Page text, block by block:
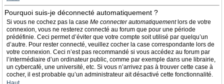
Pourquoi suis-je déconnecté automatiquement ?
Si vous ne cochez pas la case Me connecter automatiquementlors de votre
connexion, vous ne resterez connecté au forum que pour une période
prédéfinie. Ceci permet d’éviter que votre compte soit utilisé par quelqu’un
d’autre. Pour rester connecté, veuillez cocher la case correspondante lors de
votre connexion. Ceci n’est pas recommandé si vous accédez au forum par
l’intermédiaire d’un ordinateur public, comme par exemple dans une librairie,
un cybercafé, une université, etc. Si vous n’arrivez pas à trouver cette case à
cocher, il est probable qu’un administrateur ait désactivé cette fonctionnalité.